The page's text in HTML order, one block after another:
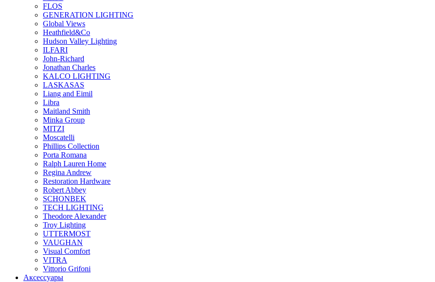
FLOS
GENERATION LIGHTING
Global Views
Heathfield&Co
Hudson Valley Lighting
ILFARI
John-Richard
Jonathan Charles
KALCO LIGHTING
LASKASAS
Liang and Eimil
Libra
Maitland Smith
Minka Group
MITZI
Moscatelli
Phillips Collection
Porta Romana
Ralph Lauren Home
Regina Andrew
Restoration Hardware
Robert Abbey
SCHONBEK
TECH LIGHTING
Theodore Alexander
Troy Lighting
UTTERMOST
VAUGHAN
Visual Comfort
VITRA
Vittorio Grifoni
Аксессуары